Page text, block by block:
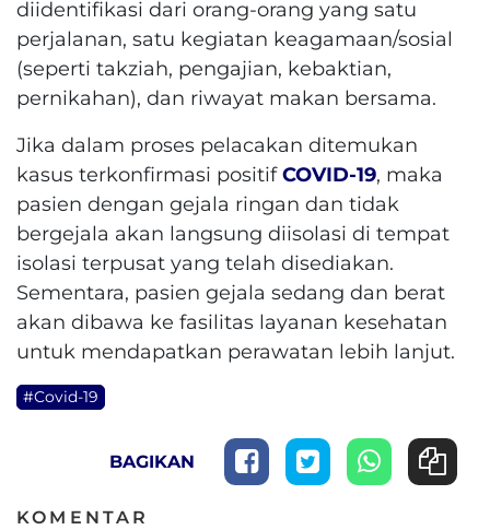
diidentifikasi dari orang-orang yang satu
perjalanan, satu kegiatan keagamaan/sosial
(seperti takziah, pengajian, kebaktian,
pernikahan), dan riwayat makan bersama.
Jika dalam proses pelacakan ditemukan
kasus terkonfirmasi positifCOVID-19, maka
pasien dengan gejala ringan dan tidak
bergejala akan langsung diisolasi di tempat
isolasi terpusat yang telah disediakan.
Sementara, pasien gejala sedang dan berat
akan dibawa ke fasilitas layanan kesehatan
untuk mendapatkan perawatan lebih lanjut.
#Covid-19
BAGIKAN
KOMENTAR